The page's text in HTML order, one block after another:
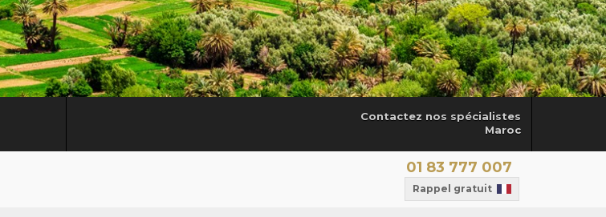
Contactez nos spécialistes
Maroc
01 83 777 007
Rappel gratuit